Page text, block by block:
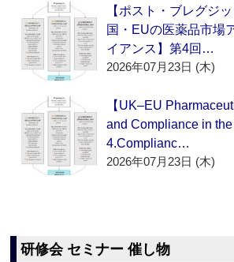
【ポスト・ブレグジ
国・EUの医薬品市場
イアンス】第4回…
2026年07月23日 (木)
【UK–EU
and Compliance in the
4.Complianc…
2026年07月23日 (木)
研修会 セミナー 催し物